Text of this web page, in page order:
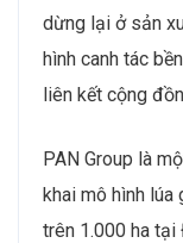
dừng lại ở sản
hình canh tác
liên kết cộng
PAN Group là
khai mô hình lúa
trên 1.000 ha